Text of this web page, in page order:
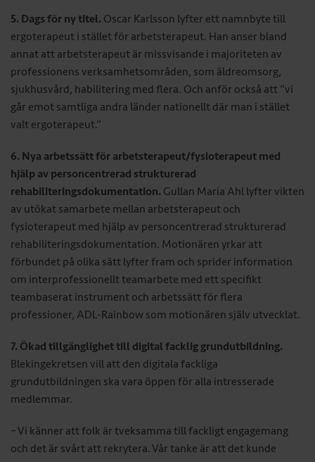
5. Dags för ny titel. Oscar Karlsson lyfter ett namnbyte till
ergoterapeut i stället för arbetsterapeut. Han anser bland
annat att arbetsterapeut är missvisande i majoriteten av
professionens verksamhetsområden, som äldreomsorg,
sjukhusvård, habilitering med flera. Och anför också att ”vi
går emot samtliga andra länder nationellt där man i stället
valt ergoterapeut.”
6. Nya arbetssätt för arbetsterapeut/fysioterapeut med
hjälp av personcentrerad strukturerad
rehabiliteringsdokumentation. Gullan Maria Ahl lyfter vikten
av utökat samarbete mellan arbetsterapeut och
fysioterapeut med hjälp av personcentrerad strukturerad
rehabiliteringsdokumentation. Motionären yrkar att
förbundet på olika sätt lyfter fram och sprider information
om interprofessionellt teamarbete med ett specifikt
teambaserat instrument och arbetssätt för flera
professioner, ADL-Rainbow som motionären själv utvecklat.
7. Ökad tillgänglighet till digital facklig grundutbildning.
Blekingekretsen vill att den digitala fackliga
grundutbildningen ska vara öppen för alla intresserade
medlemmar.
– Vi känner att folk är tveksamma till fackligt engagemang
och det är svårt att rekrytera. Vår tanke är att det kunde